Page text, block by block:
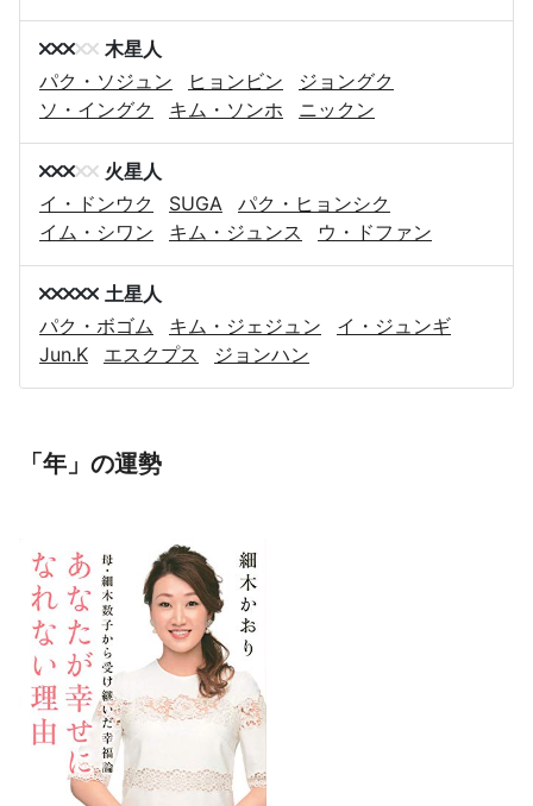
木星人
パク・ソジュン
ヒョンビン
ジョングク
ソ・イングク
キム・ソンホ ニックン
火星人
イ・ドンウク
SUGA
パク・ヒョンシク
イム・シワン
キム・ジュンス ウ・ドファン
土星人
パク・ボゴム
キム・ジェジュン
イ・ジュンギ
Jun.K
エスクプス ジョンハン
「年」の運勢